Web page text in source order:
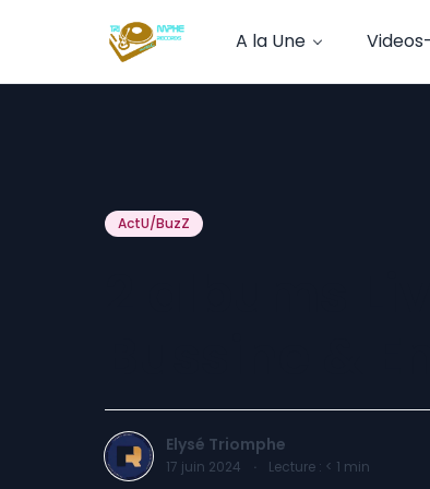
A la Une
ActU/BuzZ
2 albums
Elysé Triomphe
17 juin 2024 · Lecture : < 1 min